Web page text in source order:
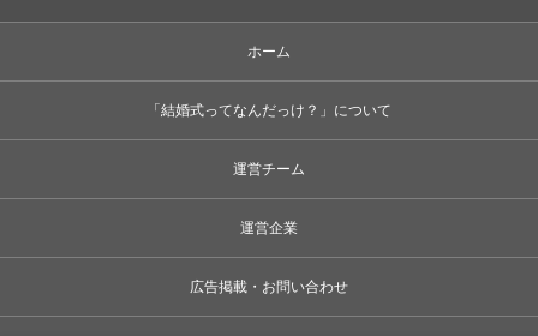
ホーム
「結婚式ってなんだっけ？」について
運営チーム
運営企業
広告掲載・お問い合わせ